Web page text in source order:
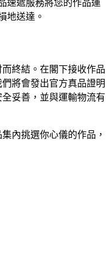
速遞服務將您的作品運
地送達。
終結。在閣下接收作品
將會發出官方真品證明
妥善，並與運輸物流有
內挑選你心儀的作品，